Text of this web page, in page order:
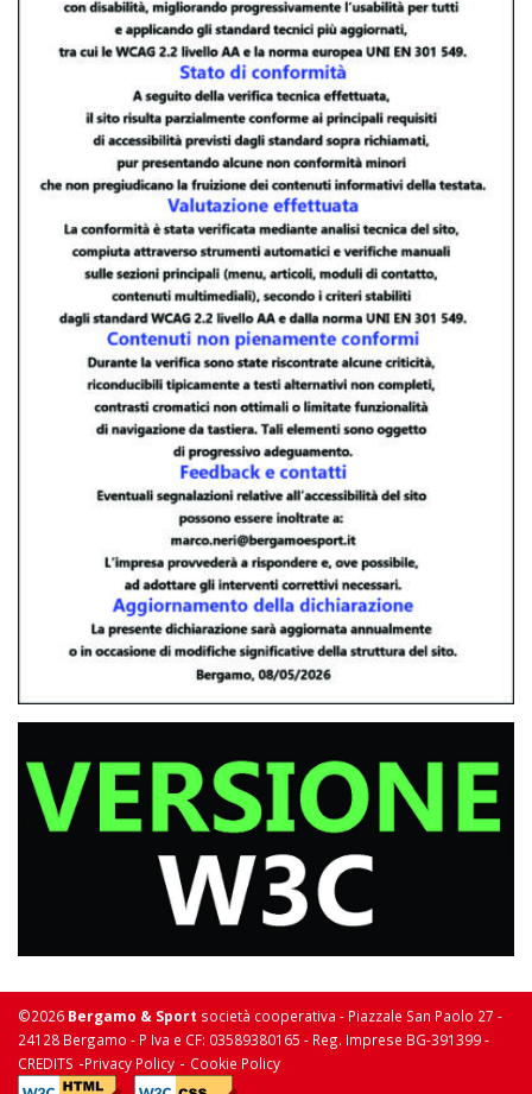
©2026 Bergamo & Sport società cooperativa - Piazzale San Paolo 27 -
24128 Bergamo - P Iva e CF: 03589380165 - Reg. Imprese BG-391399 -
CREDITS -Privacy Policy - Cookie Policy